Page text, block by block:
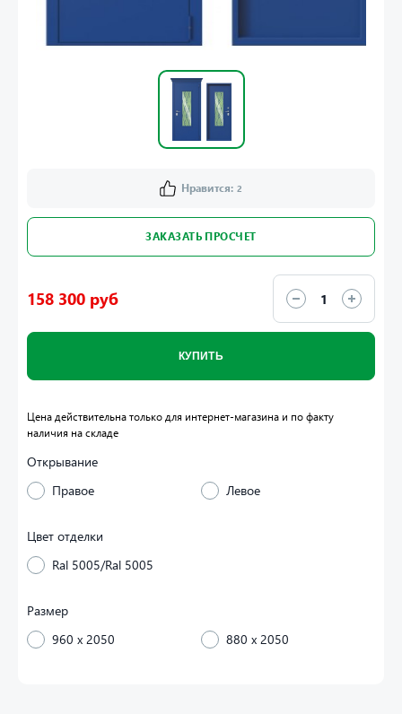
Нравится: 2
ЗАКАЗАТЬ ПРОСЧЕТ
158 300 руб
КУПИТЬ
Открывание
Правое
Левое
Цвет отделки
Ral 5005/Ral 5005
Размер
960 x 2050
880 x 2050
Цена действительна только для интернет-магазина и по факту
наличия на складе